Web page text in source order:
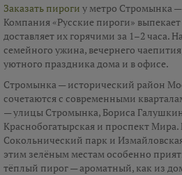
Заказать пироги у метро Стромынка
Компания «Русские пироги»
доставляет их горячими за 1–2 часа.
семейного ужина, вечернего
уютного праздника дома и в офисе.
Стромынка — исторический район
сочетаются с современными
— улицы Стромынка, Бориса
Краснобогатырская и проспект
Сокольнический парк и
этим зелёным местам особенно
тёплый пирог — ароматный, как из